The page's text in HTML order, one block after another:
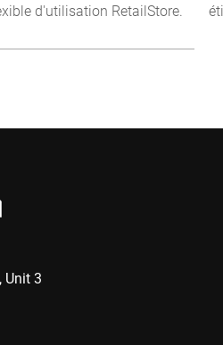
FriendlyCaptcha ⇗
d'utilisation RetailStore.
Unit 3